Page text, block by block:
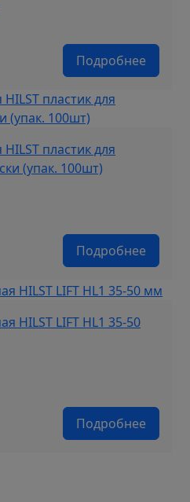
Подробнее
пластик для
(упак. 100шт)
Подробнее
HILST LIFT HL1 35-50
Подробнее